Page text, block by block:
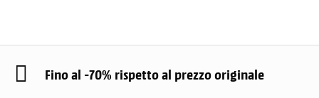
Fino al -70% rispetto al prezzo originale